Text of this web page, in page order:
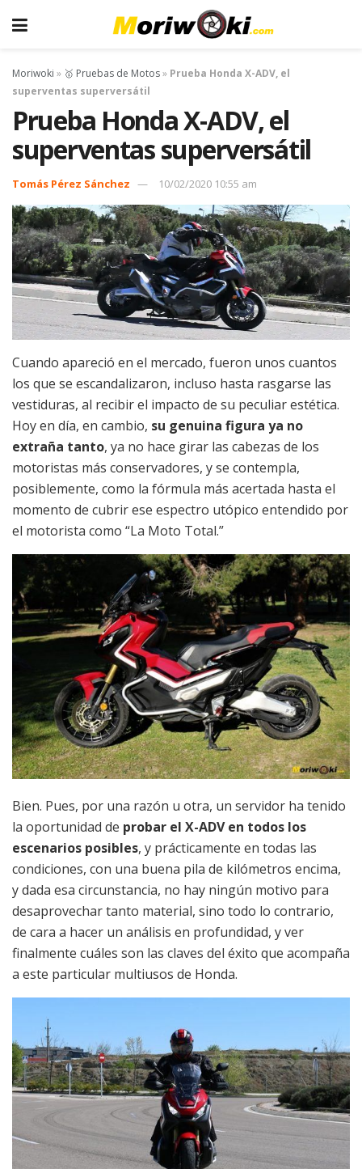
Moriwoki » 🥇 Pruebas de Motos» Prueba Honda X-ADV, el
superventas superversátil
Prueba Honda X-ADV, el
superventas superversátil
Tomás Pérez Sánchez 10/02/2020 10:55 am
Cuando apareció en el mercado, fueron unos cuantos
los que se escandalizaron, incluso hasta rasgarse las
vestiduras, al recibir el impacto de su peculiar estética.
Hoy en día, en cambio, su genuina figura ya no
extraña tanto, ya no hace girar las cabezas de los
motoristas más conservadores, y se contempla,
posiblemente, como la fórmula más acertada hasta el
momento de cubrir ese espectro utópico entendido por
el motorista como “La Moto Total.”
Bien. Pues, por una razón u otra, un servidor ha tenido
la oportunidad de probar el X-ADV en todos los
escenarios posibles, y prácticamente en todas las
condiciones, con una buena pila de kilómetros encima,
y dada esa circunstancia, no hay ningún motivo para
desaprovechar tanto material, sino todo lo contrario,
de cara a hacer un análisis en profundidad, y ver
finalmente cuáles son las claves del éxito que acompaña
a este particular multiusos de Honda.